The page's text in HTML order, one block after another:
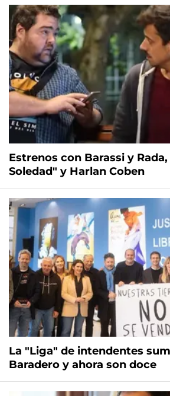
Estrenos con Barassi y
Soledad" y Harlan Coben
La "Liga" de intendentes
Baradero y ahora son doce